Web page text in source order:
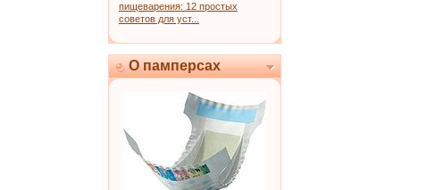
пищеварения: 12 простых
советов для уст...
О памперсах